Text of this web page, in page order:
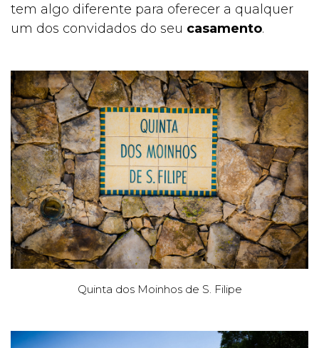
tem algo diferente para oferecer a qualquer
um dos convidados do seu casamento.
Quinta dos Moinhos de S. Filipe